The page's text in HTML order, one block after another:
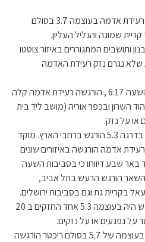
7 במרץ 2012, התרחשה רעידת אדמה בעוצמה 3.7 בסולם
שמונה והגליל העליון.
ותושבים המתגוררים באיזור צוטטו
שלא נגרם נזק רעידת האדמה
22 מרץ 2012 בסביבות השעה 6:17 , הורגשה רעידת אדמה קלה
השרון ובכפר אוריה (מושב ליד בית
או על נזק.
11 מאי 2012 רעש אדמה בדרגה 5.3 הורגש ברחבי הארץ. מוקד
אדמה הורגשה באיזורים שונים
באר שבע דיווחו כי בסביבות השעה
השאר הורגש הרעש בתל אביב,
בקריית גת וגם בסביבות ירושלים.
לפי המכון הגיאופיסי, הרעש היה בעוצמה 5.3 אחד החזקים ב 20
על נפגעים או על נזקים.
9 יולי 2012 רעידת אדמה בעוצמה של 5.7 בסולם ריכטר הורגשה